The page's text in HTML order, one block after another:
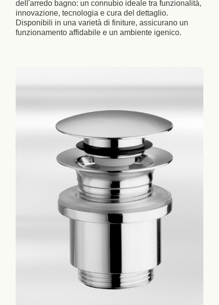
dell'arredo bagno: un connubio ideale tra funzionalità,
innovazione, tecnologia e cura del dettaglio.
Disponibili in una varietà di finiture, assicurano un
funzionamento affidabile e un ambiente igenico.